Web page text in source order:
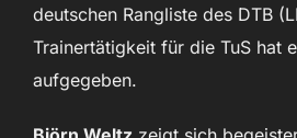
deutschen Rangliste des DTB
Trainertätigkeit für die TuS hat
aufgegeben.